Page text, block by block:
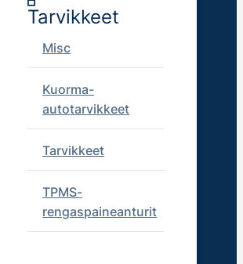
Tarvikkeet
Misc
Kuorma-
autotarvikkeet
Tarvikkeet
TPMS-
rengaspaineanturit